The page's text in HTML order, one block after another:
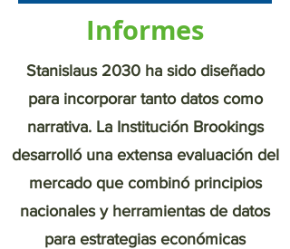
Informes
Stanislaus 2030 ha sido diseñado
para incorporar tanto datos como
narrativa. La Institución Brookings
desarrolló una extensa evaluación del
mercado que combinó principios
nacionales y herramientas de datos
para estrategias económicas